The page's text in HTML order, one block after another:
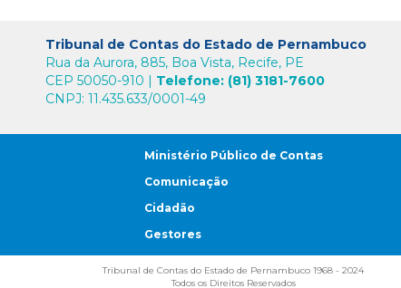
Tribunal de Contas do Estado de Pernambuco
Rua da Aurora, 885, Boa Vista, Recife, PE
CEP 50050-910 | Telefone: (81) 3181-7600
CNPJ: 11.435.633/0001-49
Ministério Público de Contas
Comunicação
Cidadão
Gestores
Tribunal de Contas do Estado de Pernambuco 1968 - 2024
Todos os Direitos Reservados